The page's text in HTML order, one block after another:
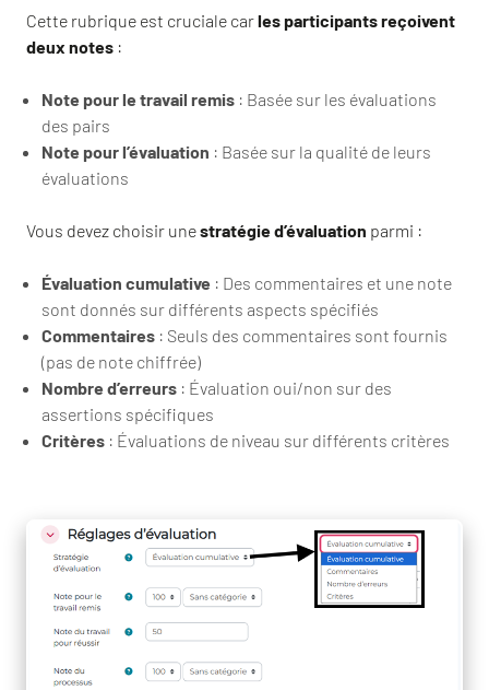
Cette rubrique est cruciale carles participants reçoivent
deux notes :
Note pour le travail remis : Basée sur les évaluations
des pairs
Note pour l’évaluation : Basée sur la qualité de leurs
évaluations
Vous devez choisir unestratégie d’évaluation parmi :
Évaluation cumulative : Des commentaires et une note
sont donnés sur différents aspects spécifiés
Commentaires : Seuls des commentaires sont fournis
(pas de note chiffrée)
Nombre d’erreurs : Évaluation oui/non sur des
assertions spécifiques
Critères : Évaluations de niveau sur différents critères